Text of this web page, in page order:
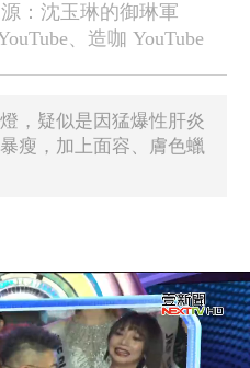
：沈玉琳的御琳軍
、造咖 YouTube
，疑似是因猛爆性肝炎
瘦，加上面容、膚色蠟